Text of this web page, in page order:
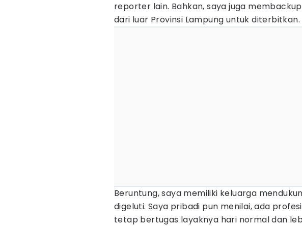
reporter lain. Bahkan, saya juga
dari luar Provinsi Lampung untuk diterbitkan.
Beruntung, saya memiliki keluarga
digeluti. Saya pribadi pun menilai, ada
tetap bertugas layaknya hari normal dan